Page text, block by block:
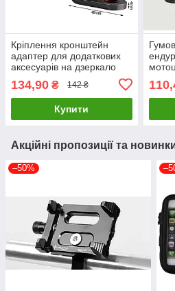
Кріплення кронштейн
адаптер для додаткових
аксесуарів на дзеркало
самоката 5.1 см
134,90 ₴ 142 ₴
Купити
на
Акційні пропозиції та
–50%